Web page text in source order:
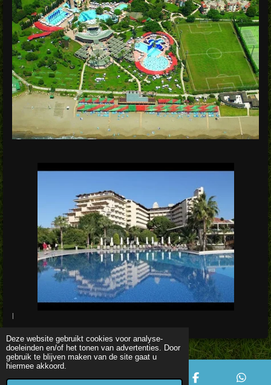
Deze website gebruikt cookies voor analyse-
doeleinden en/of het tonen van advertenties. Door
gebruik te blijven maken van de site gaat u
hiermee akkoord.